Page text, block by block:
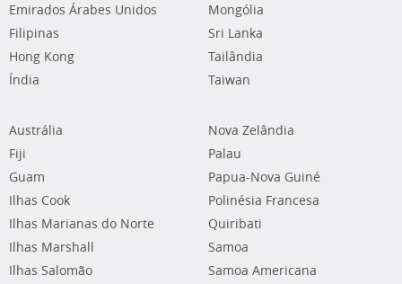
Emirados Árabes Unidos
Filipinas
Hong Kong
Índia
Mongólia
Sri Lanka
Tailândia
Taiwan
Austrália
Fiji
Guam
Ilhas Cook
Ilhas Marianas do Norte
Ilhas Marshall
Ilhas Salomão
Nova Zelândia
Palau
Papua-Nova Guiné
Polinésia Francesa
Quiribati
Samoa
Samoa Americana